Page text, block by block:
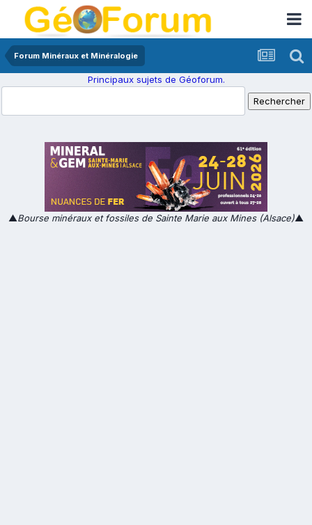
Forum Minéraux et Minéralogie
Principaux sujets de Géoforum.
▲Bourse minéraux et fossiles de Sainte Marie aux Mines (Alsace)▲